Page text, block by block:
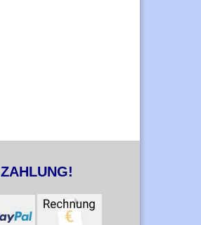
ZAHLUNG!